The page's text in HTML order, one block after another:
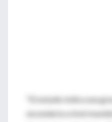
"El estudio indica una
secundaria a nivel